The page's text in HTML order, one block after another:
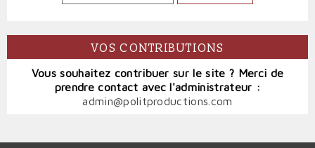
VOS CONTRIBUTIONS
Vous souhaitez contribuer sur le site ? Merci de
prendre contact avec l'administrateur :
admin@politproductions.com